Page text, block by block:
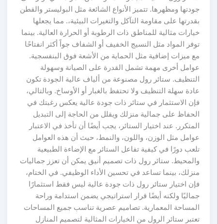
جودتها ومظهرها. تتميز الأنواع الشائعة مثل البوليستر والقطن
بقدرتها على مقاومة التآكل والتغيرات البيئية،. مما يجعلها
خيارات مثالية للمناطق ذات الرطوبة أو الحرارة العالية. بينما
توفر المواد مثل النسيج الخفيف أو الشفاف جواً أكثر انفتاحًا
مع ميزات إضافية مثل الحماية من الأشعة فوق البنفسجية.
عوامل أخرى مهمة تشمل القدرة على الصيانة وسهولة
التنظيف. ستائر رول مصنوعة من ألياف عالية الجودة تكون
عادة سهلة التنظيف ولا تحتفظ بالغبار أو الأوساخ. وبالتالي،
فإن الاستثمار في ستائر ذات جودة عالية يعكس رغبتك في
الحفاظ على جمالية منزلك ويقلل من الحاجة إلى التبديل
المتكرر. عند اختيار الستائر، يجب أيضًا أن تأخذ في الاعتبار
عوامل مثل الوزن، واللون، والنمط، حيث أن هذه العوامل
تلعب دورًا في كيفية تفاعل الستائر مع الإضاءة الطبيعية
والمحيط. ستائر رول ذات تصميم أنيق يمكن أن تعزز جماليات
منزلك، بينما تساعد في تحسين الأداء الوظيفي. في الختام،
فإن اختيار ستائر رول ذات جودة عالية ليس فقط استثمارًا
جماليًا ولكنه أيضًا قرار استراتيجي يضمن استدامة وراحة
المساحة المعمارية. تصاميم عصرية تناسب جميع المساحات
تعتبر ستائر الرول من الخيارات المثالية لتصميم المنازل